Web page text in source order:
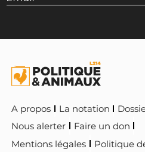
A propos La notation
Nous alerter
Faire un don
Mentions légales
Politique